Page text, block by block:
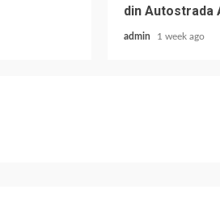
din Autostrada
admin 1 week ago